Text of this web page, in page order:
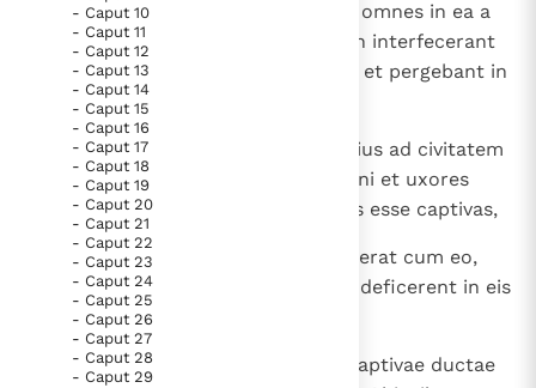
Nieuwste Documenten
5. Het gebed van de Kerk
In Christus wordt onze honger vervuld
Leer de kostbare parel van Gods koninkrijk te
herkennen
Gods Koninkrijk groeit stilletjes door liefde, niet door
dwang
De mystiek. De mystieke verschijnselen en de
heiligheid
Berichten
Het Vaticaan publiceert een nieuwe Latijnse uitgave
van het Romeins martyrologium
Vaticaanse financiële waakhond verliest autonomie
Paus spreekt het Wereldvoedselprogramma toe
- Caput 10
- Caput 11
- Caput 12
- Caput 13
- Caput 14
- Caput 15
- Caput 16
- Caput 17
- Caput 18
- Caput 19
- Caput 20
- Caput 21
- Caput 22
- Caput 23
- Caput 24
- Caput 25
- Caput 26
- Caput 27
- Caput 28
- Caput 29
et captivas duxerant mulieres et omnes in ea a
minimo usque ad magnum et non interfecerant
quemquam, sed secum duxerant et pergebant in
itinere suo.
Cum ergo venisset David et viri eius ad civitatem
et invenissent eam succensam igni et uxores
suas et filios suos et filias ductas esse captivas,
levaverunt David et populus, qui erat cum eo,
voces suas et planxerunt, donec deficerent in eis
lacrimae.
Siquidem et duae uxores David captivae ductae